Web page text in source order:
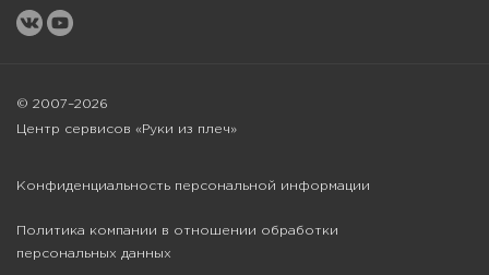
© 2007–2026
Центр сервисов «Руки из плеч»
Конфиденциальность персональной информации
Политика компании в отношении обработки
персональных данных